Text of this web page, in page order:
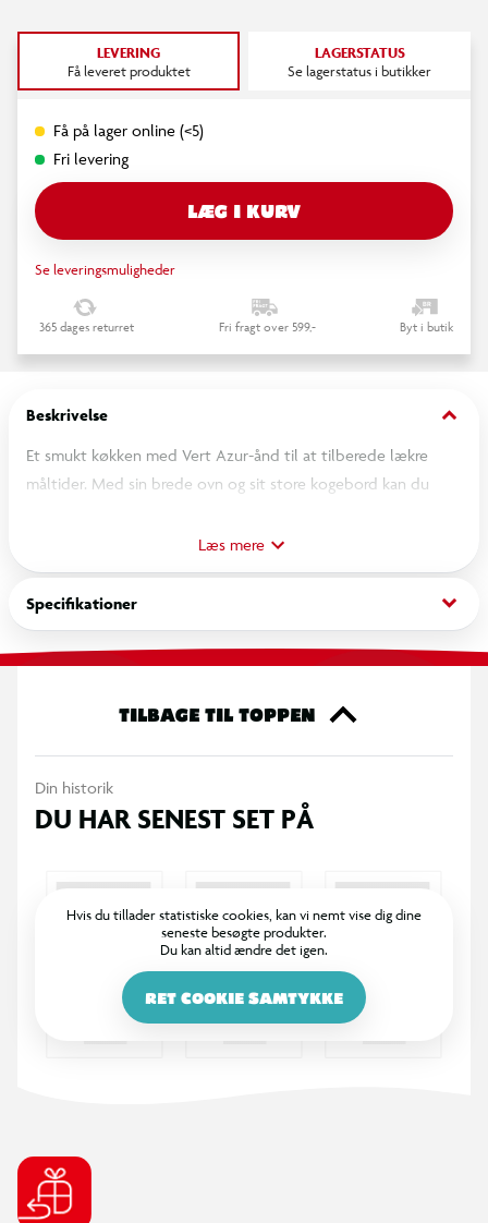
LEVERING
Få leveret produktet
LAGERSTATUS
Se lagerstatus i butikker
Få på lager online (<5)
Fri levering
LÆG I KURV
Se leveringsmuligheder
365 dages returret Fri fragt over 599,- Byt i butik
Beskrivelse keyboard_arrow_down
Et smukt køkken med Vert Azur-ånd til at tilberede lækre
måltider. Med sin brede ovn og sit store kogebord kan du
Læs mere
Specifikationer keyboard_arrow_down
TILBAGE TIL TOPPEN
Din historik
DU HAR SENEST SET PÅ
Hvis du tillader statistiske cookies, kan vi nemt vise dig dine
seneste besøgte produkter.
Du kan altid ændre det igen.
RET COOKIE SAMTYKKE